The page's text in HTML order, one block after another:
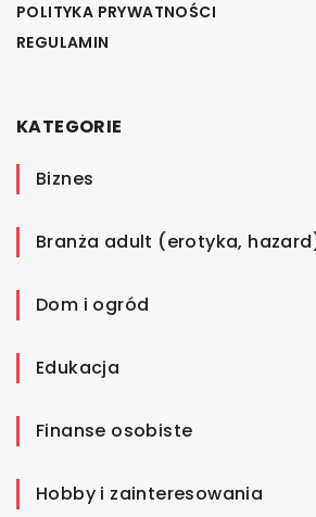
POLITYKA PRYWATNOŚCI
REGULAMIN
KATEGORIE
Biznes
Branża adult (erotyka,
Dom i ogród
Edukacja
Finanse osobiste
Hobby i zainteresowania